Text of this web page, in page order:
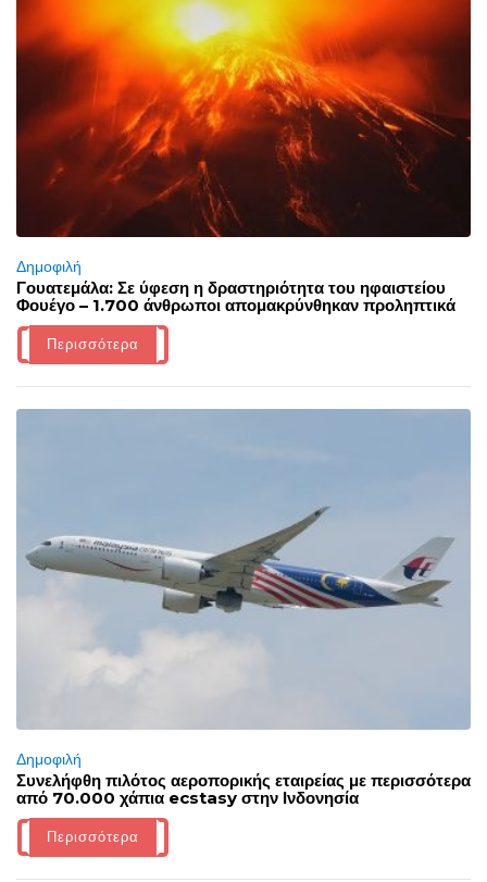
Δημοφιλή
Γουατεμάλα: Σε ύφεση η δραστηριότητα του ηφαιστείου
Φουέγο – 1.700 άνθρωποι απομακρύνθηκαν προληπτικά
Περισσότερα
Δημοφιλή
Συνελήφθη πιλότος αεροπορικής εταιρείας με περισσότερα
από 70.000 χάπια ecstasy στην Ινδονησία
Περισσότερα